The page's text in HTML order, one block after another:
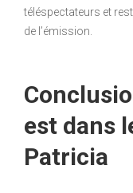
téléspectateurs et
de l’émission.
est dans
Patricia